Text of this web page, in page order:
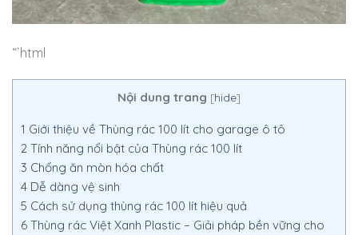
“`html
Nội dung trang [hide]
1 Giới thiệu về Thùng rác 100 lít cho garage ô tô
2 Tính năng nổi bật của Thùng rác 100 lít
3 Chống ăn mòn hóa chất
4 Dễ dàng vệ sinh
5 Cách sử dụng thùng rác 100 lít hiệu quả
6 Thùng rác Việt Xanh Plastic – Giải pháp bền vững cho